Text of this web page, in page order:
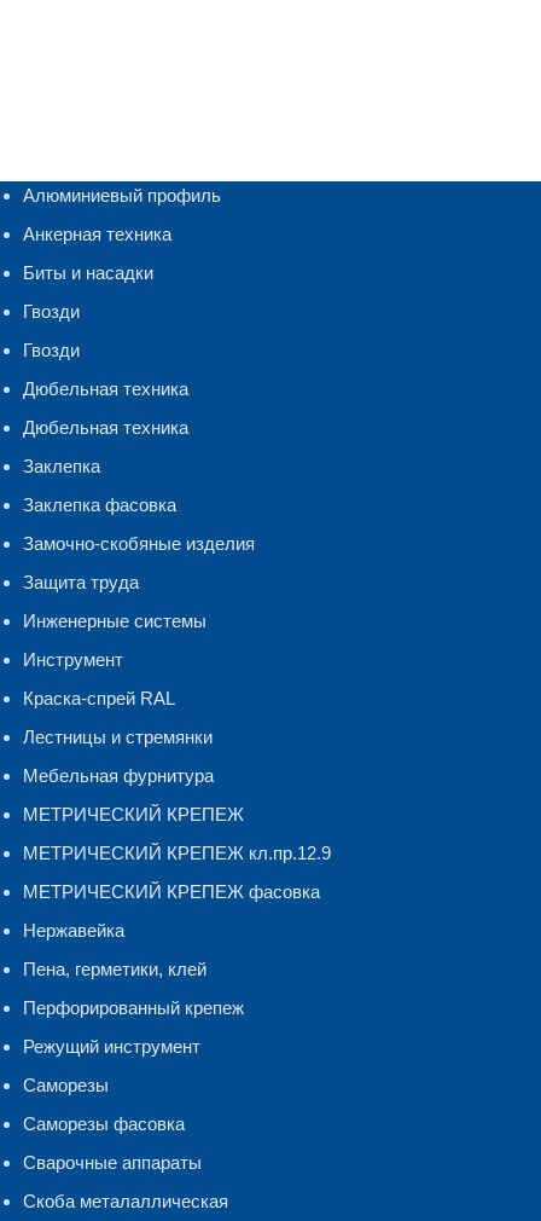
Алюминиевый профиль
Анкерная техника
Биты и насадки
Гвозди
Гвозди
Дюбельная техника
Дюбельная техника
Заклепка
Заклепка фасовка
Замочно-скобяные изделия
Защита труда
Инженерные системы
Инструмент
Краска-спрей RAL
Лестницы и стремянки
Мебельная фурнитура
МЕТРИЧЕСКИЙ КРЕПЕЖ
МЕТРИЧЕСКИЙ КРЕПЕЖ кл.пр.12.9
МЕТРИЧЕСКИЙ КРЕПЕЖ фасовка
Нержавейка
Пена, герметики, клей
Перфорированный крепеж
Режущий инструмент
Саморезы
Саморезы фасовка
Сварочные аппараты
Скоба металаллическая